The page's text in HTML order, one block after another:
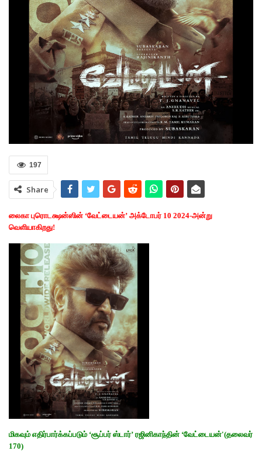
197
Share
லைகா புரொடக்ஷன்ஸின் ‘வேட்டையன்’ அக்டோபர் 10 2024-அன்று
வெளியாகிறது!
மிகவும் எதிர்பார்க்கப்படும் ‘சூப்பர் ஸ்டார்’ ரஜினிகாந்தின் ‘வேட்டையன்'(தலைவர்
170)